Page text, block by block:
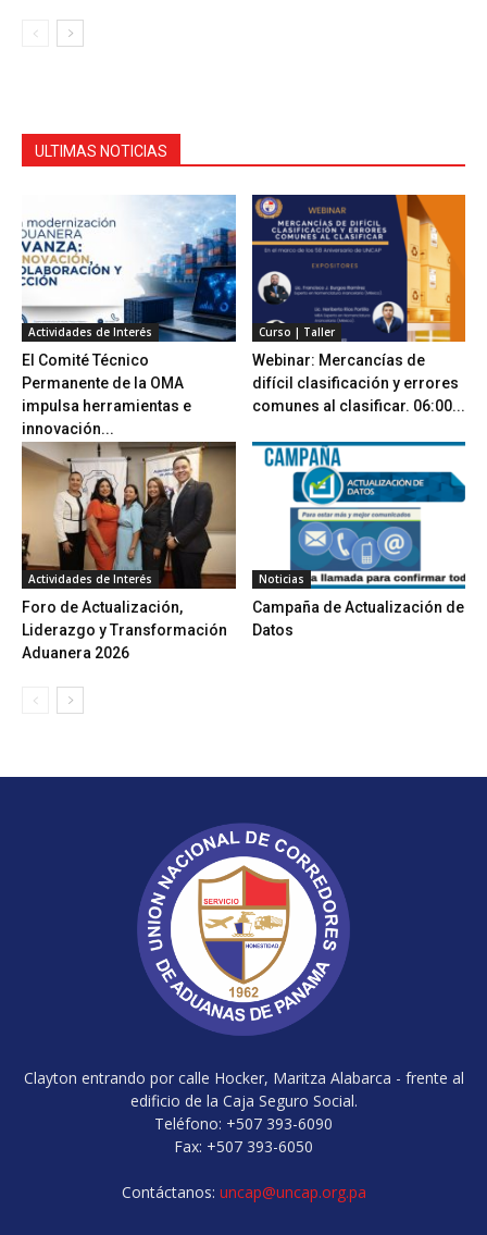
ULTIMAS NOTICIAS
Actividades de Interés
El Comité Técnico
Permanente de la OMA
impulsa herramientas e
innovación...
Curso | Taller
Webinar: Mercancías de
difícil clasificación y errores
comunes al clasificar. 06:00...
Actividades de Interés
Foro de Actualización,
Liderazgo y Transformación
Aduanera 2026
Noticias
Campaña de Actualización de
Datos
Clayton entrando por calle Hocker, Maritza Alabarca - frente al
edificio de la Caja Seguro Social.
Teléfono: +507 393-6090
Fax: +507 393-6050
Contáctanos: uncap@uncap.org.pa